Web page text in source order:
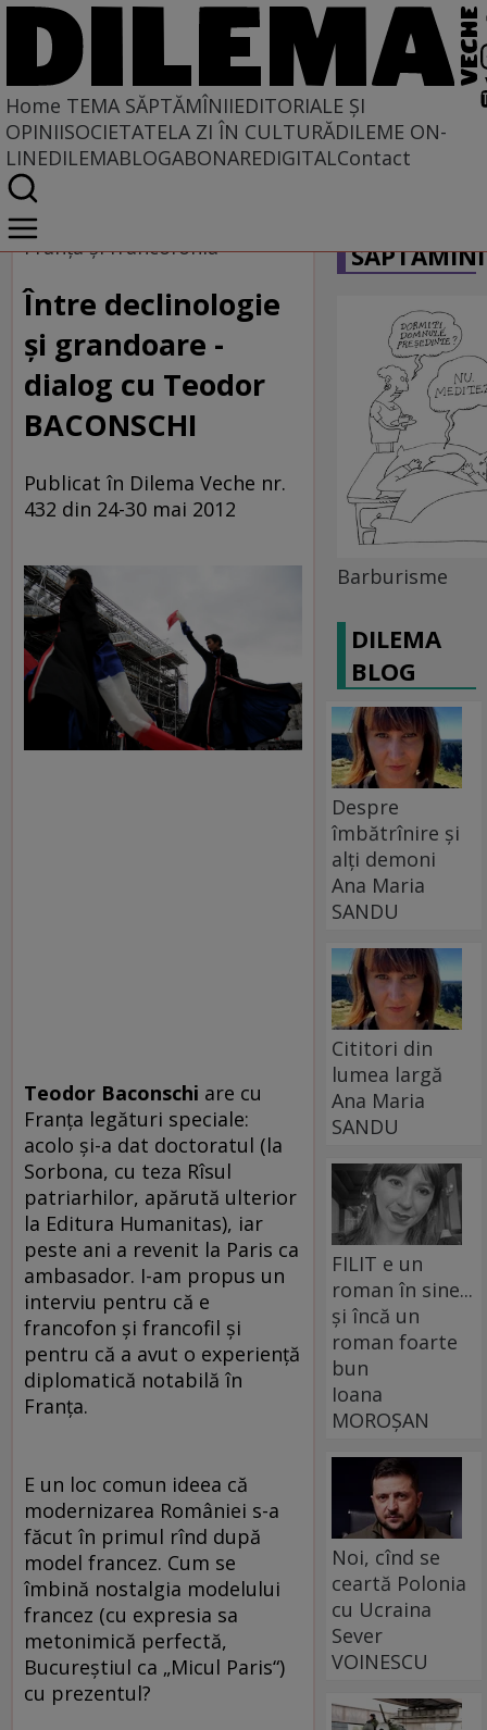
Home TEMA SĂPTĂMÎNIIEDITORIALE ȘI
OPINIISOCIETATELA ZI ÎN CULTURĂDILEME ON-
LINEDILEMABLOGABONAREDIGITALContact
Home
Tema săptămînii
Franţa şi francofonia
Între declinologie
şi grandoare -
dialog cu Teodor
BACONSCHI
Publicat în Dilema Veche nr.
432 din 24-30 mai 2012
Teodor Baconschi are cu
Franţa legături speciale:
acolo şi-a dat doctoratul (la
Sorbona, cu teza Rîsul
patriarhilor, apărută ulterior
la Editura Humanitas), iar
peste ani a revenit la Paris ca
ambasador. I-am propus un
interviu pentru că e
francofon şi francofil şi
pentru că a avut o experienţă
diplomatică notabilă în
Franţa.
E un loc comun ideea că
modernizarea României s-a
făcut în primul rînd după
model francez. Cum se
îmbină nostalgia modelului
francez (cu expresia sa
metonimică perfectă,
Bucureştiul ca „Micul Paris“)
cu prezentul?
Barburisme
DILEMA
BLOG
Despre
îmbătrînire și
alți demoni
Ana Maria
SANDU
Cititori din
lumea largă
Ana Maria
SANDU
FILIT e un
roman în sine...
și încă un
roman foarte
bun
Ioana
MOROȘAN
Noi, cînd se
ceartă Polonia
cu Ucraina
Sever
VOINESCU